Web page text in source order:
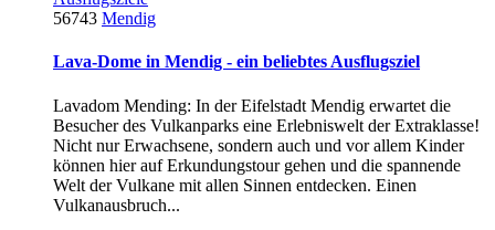
56743 Mendig
Lava-Dome in Mendig - ein beliebtes Ausflugsziel
Lavadom Mending: In der Eifelstadt Mendig erwartet die
Besucher des Vulkanparks eine Erlebniswelt der Extraklasse!
Nicht nur Erwachsene, sondern auch und vor allem Kinder
können hier auf Erkundungstour gehen und die spannende
Welt der Vulkane mit allen Sinnen entdecken. Einen
Vulkanausbruch...